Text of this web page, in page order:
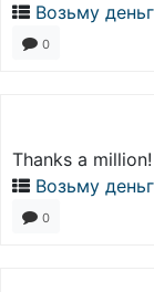
Возьму
0
Thanks a million!
Возьму
0